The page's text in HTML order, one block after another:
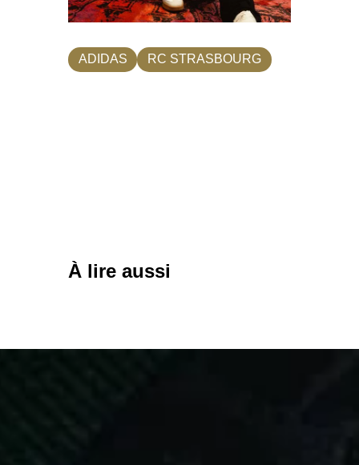
ADIDAS RC STRASBOURG
À lire aussi